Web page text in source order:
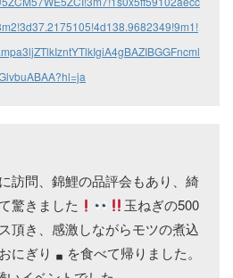
訪問、錦鯉の品評会もあり、綺
驚きました
玉ねぎの500
頂き、感激しながらモツの煮込
にぎり
を食べて帰りました。